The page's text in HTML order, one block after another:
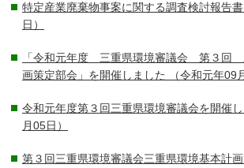
特定産業廃棄物事案に関する調査検討報告書
日）
「令和元年度 三重県環境審議会 第３回
画策定部会」を開催しました
（令和元年09
令和元年度第３回三重県環境審議会を開催
月05日）
第３回三重県環境審議会三重県環境基本計